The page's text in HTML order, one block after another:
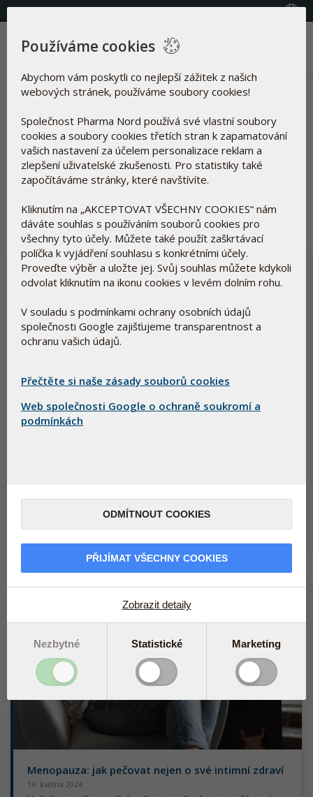
(+420) 800 100 622
Menu
Novinky | Omega 7
Články o
Omega 7 Vynulovat
přírodní podporu pro zdraví svých sliznic? Objevte jedinečný
Přečtěte si více
Menopauza: jak pečovat nejen o své intimní zdraví
16. května 2024
Používáme cookies
Abychom vám poskytli co nejlepší zážitek z našich
webových stránek, používáme soubory cookies!
Společnost Pharma Nord používá své vlastní soubory
cookies a soubory cookies třetích stran k zapamatování
vašich nastavení za účelem personalizace reklam a
zlepšení uživatelské zkušenosti. Pro statistiky také
započítáváme stránky, které navštívíte.
Kliknutím na „AKCEPTOVAT VŠECHNY COOKIES“ nám
dáváte souhlas s používáním souborů cookies pro
všechny tyto účely. Můžete také použít zaškrtávací
políčka k vyjádření souhlasu s konkrétními účely.
Proveďte výběr a uložte jej. Svůj souhlas můžete kdykoli
odvolat kliknutím na ikonu cookies v levém dolním rohu.
V souladu s podmínkami ochrany osobních údajů
společnosti Google zajišťujeme transparentnost a
ochranu vašich údajů.
Přečtěte si naše zásady souborů cookies
Web společnosti Google o ochraně soukromí a
podmínkách
ODMÍTNOUT COOKIES
PŘIJÍMAT VŠECHNY COOKIES
Zobrazit detaily
Nezbytné Statistické Marketing